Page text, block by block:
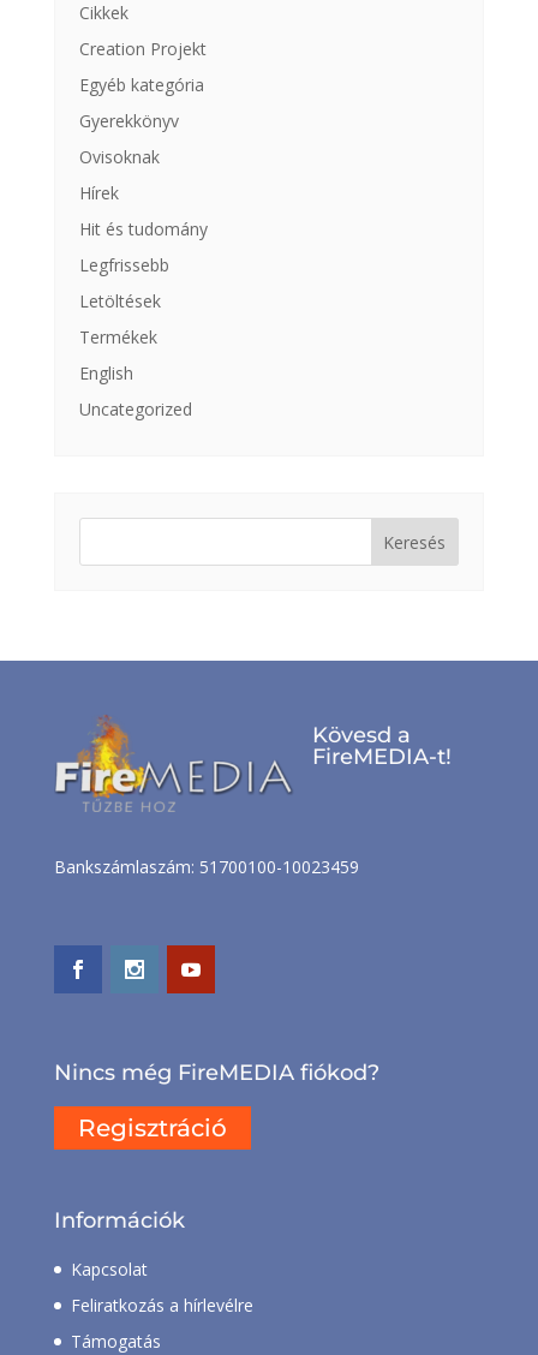
Cikkek
Creation Projekt
Egyéb kategória
Gyerekkönyv
Ovisoknak
Hírek
Hit és tudomány
Legfrissebb
Letöltések
Termékek
English
Uncategorized
Keresés:
Bankszámlaszám: 51700100-10023459
Kövesd a
FireMEDIA-t!
Nincs még FireMEDIA fiókod?
Regisztráció
Információk
Kapcsolat
Feliratkozás a hírlevélre
Támogatás